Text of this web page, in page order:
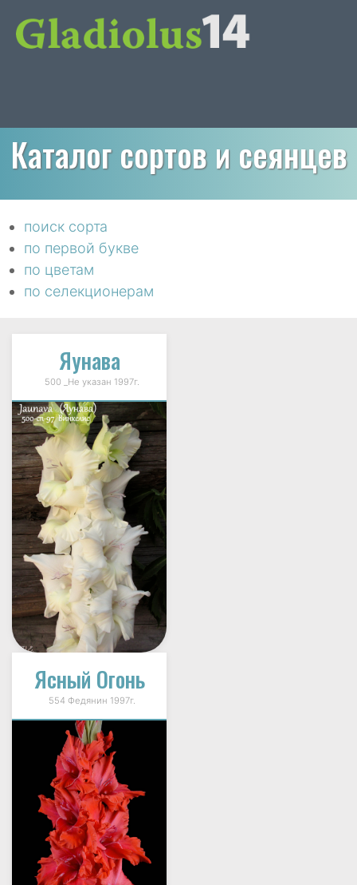
Каталог сортов и сеянцев
поиск сорта
по первой букве
по цветам
по селекционерам
Яунава
500 _Не указан 1997г.
Ясный Огонь
554 Федянин 1997г.